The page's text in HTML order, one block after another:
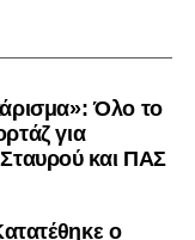
Όλο το
για
και ΠΑΣ
ο